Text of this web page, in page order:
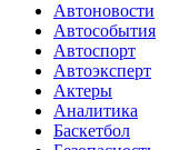
Автоновости
Автособытия
Автоспорт
Автоэксперт
Актеры
Аналитика
Баскетбол